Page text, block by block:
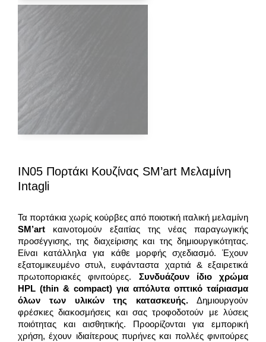
IN05 Πορτάκι Κουζίνας SM’art Μελαμίνη
Intagli
Τα πορτάκια χωρίς κούρβες από ποιοτική ιταλική μελαμίνη
SM’art καινοτομούν εξαιτίας της νέας παραγωγικής
προσέγγισης, της διαχείρισης και της δημιουργικότητας.
Είναι κατάλληλα για κάθε μορφής σχεδιασμό. Έχουν
εξατομικευμένο στυλ, ευφάνταστα χαρτιά & εξαιρετικά
πρωτοποριακές φινιτούρες. Συνδυάζουν ίδιο χρώμα
HPL (thin & compact) για απόλυτα οπτικό ταίριασμα
όλων των υλικών της κατασκευής. Δημιουργούν
φρέσκιες διακοσμήσεις και σας τροφοδοτούν με λύσεις
ποιότητας και αισθητικής. Προορίζονται για εμπορική
χρήση, έχουν ιδιαίτερους πυρήνες και πολλές φινιτούρες